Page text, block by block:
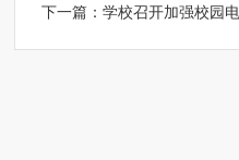
下一篇：学校召开加强校园